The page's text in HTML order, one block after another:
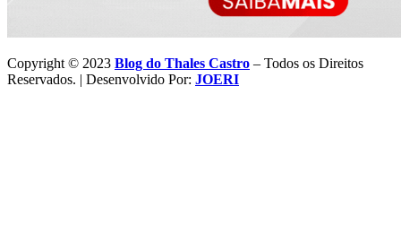
Copyright © 2023 Blog do Thales Castro – Todos os Direitos
Reservados. | Desenvolvido Por: JOERI